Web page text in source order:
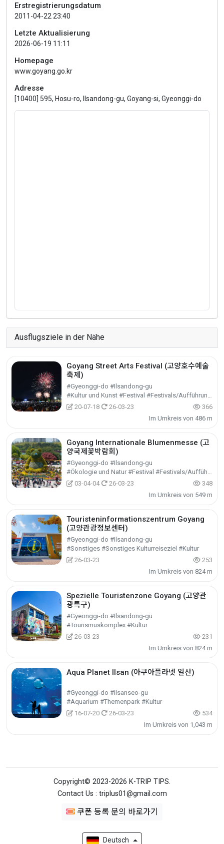
Erstregistrierungsdatum
2011-04-22 23:40
Letzte Aktualisierung
2026-06-19 11:11
Homepage
www.goyang.go.kr
Adresse
[10400] 595, Hosu-ro, Ilsandong-gu, Goyang-si, Gyeonggi-do
Ausflugsziele in der Nähe
Goyang Street Arts Festival (고양호수예술
축제)
#Gyeonggi-do #Ilsandong-gu
#Kultur und Kunst #Festival #Festivals/Aufführungen/Veranstaltungen
20-07-18
26-03-23
366
Im Umkreis von 486 m
Goyang Internationale Blumenmesse (고
양국제꽃박람회)
#Gyeonggi-do #Ilsandong-gu
#Ökologie und Natur #Festival #Festivals/Aufführungen/Veranstaltungen
03-04-04
26-03-23
348
Im Umkreis von 549 m
Touristeninformationszentrum Goyang
(고양관광정보센터)
#Gyeonggi-do #Ilsandong-gu
#Sonstiges #Sonstiges Kulturreiseziel #Kultur
26-03-23
253
Im Umkreis von 824 m
Spezielle Touristenzone Goyang (고양관
광특구)
#Gyeonggi-do #Ilsandong-gu
#Tourismuskomplex #Kultur
26-03-23
231
Im Umkreis von 824 m
Aqua Planet Ilsan (아쿠아플라넷 일산)
#Gyeonggi-do #Ilsanseo-gu
#Aquarium #Themenpark #Kultur
16-07-20
26-03-23
534
Im Umkreis von 1,043 m
Copyright© 2023-2026 K-TRIP TIPS.
Contact Us : triplus01@gmail.com
쿠폰 등록 문의 바로가기
Deutsch